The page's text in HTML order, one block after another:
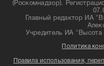
(Роскомнадзор).
Главный редактор ИА
Учредитель ИА
Политика
Правила использования,